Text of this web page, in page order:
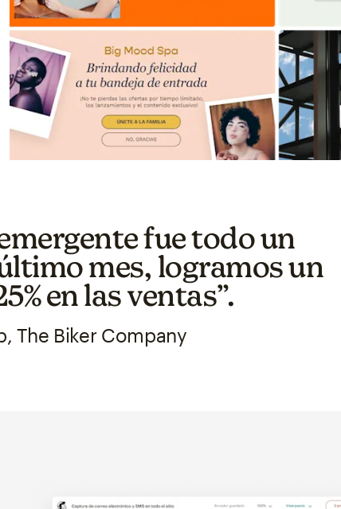
fue todo un
mes, logramos un
en las ventas”.
The Biker Company